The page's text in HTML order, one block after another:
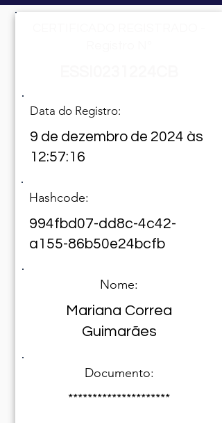
Data do Registro:
9 de dezembro de 2024 às
12:57:16
Hashcode:
994fbd07-dd8c-4c42-
a155-86b50e24bcfb
Nome:
Mariana Correa
Guimarães
Documento:
*********************